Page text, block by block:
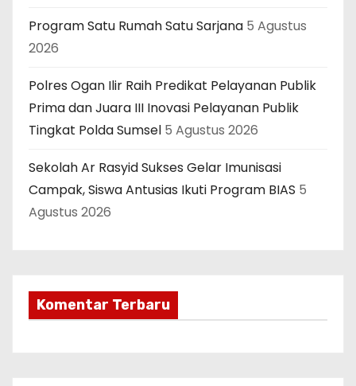
o
Program Satu Rumah Satu Sarjana 5 Agustus
2026
Polres Ogan Ilir Raih Predikat Pelayanan Publik
Prima dan Juara III Inovasi Pelayanan Publik
Tingkat Polda Sumsel 5 Agustus 2026
Sekolah Ar Rasyid Sukses Gelar Imunisasi
Campak, Siswa Antusias Ikuti Program BIAS 5
Agustus 2026
Komentar Terbaru